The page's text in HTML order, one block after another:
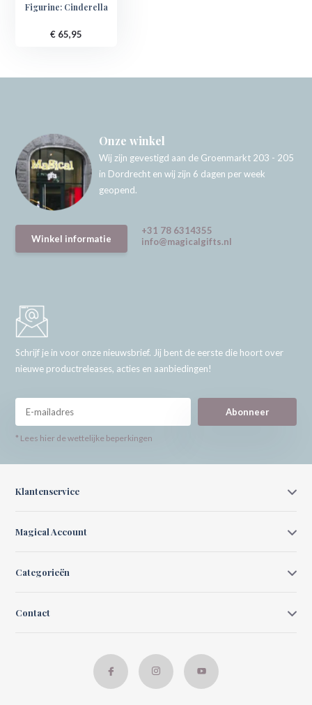
Figurine: Cinderella
€ 65,95
Onze winkel
Wij zijn gevestigd aan de Groenmarkt 203 - 205
in Dordrecht en wij zijn 6 dagen per week
geopend.
Winkel informatie
+31 78 6314355
info@magicalgifts.nl
Schrijf je in voor onze nieuwsbrief. Jij bent de eerste die hoort over
nieuwe productreleases, acties en aanbiedingen!
Abonneer
* Lees hier de wettelijke beperkingen
Klantenservice
Magical Account
Categorieën
Contact